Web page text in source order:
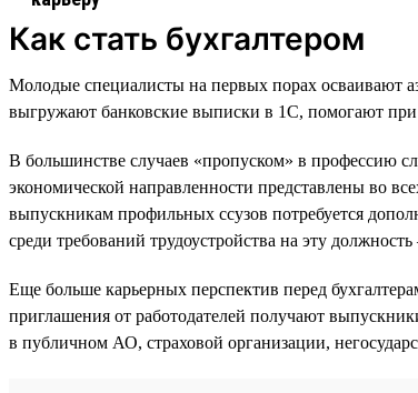
Как стать бухгалтером
Молодые специалисты на первых порах осваивают
выгружают банковские выписки в 1С, помогают при
В большинстве случаев «пропуском» в профессию
экономической направленности представлены во
выпускникам профильных ссузов потребуется
среди требований трудоустройства на эту
Еще больше карьерных перспектив перед
приглашения от работодателей получают
в публичном АО, страховой организации,